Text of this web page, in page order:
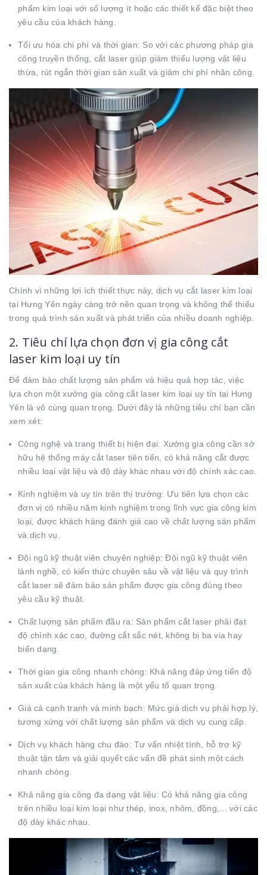
phẩm kim loại với số lượng ít hoặc các thiết kế đặc biệt theo
yêu cầu của khách hàng.
Tối ưu hóa chi phí và thời gian: So với các phương pháp gia
công truyền thống, cắt laser giúp giảm thiểu lượng vật liệu
thừa, rút ngắn thời gian sản xuất và giảm chi phí nhân công.
Chính vì những lợi ích thiết thực này, dịch vụ cắt laser kim loại
tại Hưng Yên ngày càng trở nên quan trọng và không thể thiếu
trong quá trình sản xuất và phát triển của nhiều doanh nghiệp.
2. Tiêu chí lựa chọn đơn vị gia công cắt
laser kim loại uy tín
Để đảm bảo chất lượng sản phẩm và hiệu quả hợp tác, việc
lựa chọn một xưởng gia công cắt laser kim loại uy tín tại Hưng
Yên là vô cùng quan trọng. Dưới đây là những tiêu chí bạn cần
xem xét:
Công nghệ và trang thiết bị hiện đại: Xưởng gia công cần sở
hữu hệ thống máy cắt laser tiên tiến, có khả năng cắt được
nhiều loại vật liệu và độ dày khác nhau với độ chính xác cao.
Kinh nghiệm và uy tín trên thị trường: Ưu tiên lựa chọn các
đơn vị có nhiều năm kinh nghiệm trong lĩnh vực gia công kim
loại, được khách hàng đánh giá cao về chất lượng sản phẩm
và dịch vụ.
Đội ngũ kỹ thuật viên chuyên nghiệp: Đội ngũ kỹ thuật viên
lành nghề, có kiến thức chuyên sâu về vật liệu và quy trình
cắt laser sẽ đảm bảo sản phẩm được gia công đúng theo
yêu cầu kỹ thuật.
Chất lượng sản phẩm đầu ra: Sản phẩm cắt laser phải đạt
độ chính xác cao, đường cắt sắc nét, không bị ba via hay
biến dạng.
Thời gian gia công nhanh chóng: Khả năng đáp ứng tiến độ
sản xuất của khách hàng là một yếu tố quan trọng.
Giá cả cạnh tranh và minh bạch: Mức giá dịch vụ phải hợp lý,
tương xứng với chất lượng sản phẩm và dịch vụ cung cấp.
Dịch vụ khách hàng chu đáo: Tư vấn nhiệt tình, hỗ trợ kỹ
thuật tận tâm và giải quyết các vấn đề phát sinh một cách
nhanh chóng.
Khả năng gia công đa dạng vật liệu: Có khả năng gia công
trên nhiều loại kim loại như thép, inox, nhôm, đồng,... với các
độ dày khác nhau.